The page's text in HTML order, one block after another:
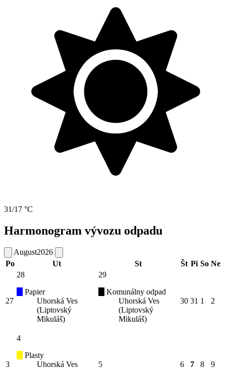
31/17 °C
Harmonogram vývozu odpadu
August2026
Po
Ut St Št Pi So Ne
27
28
Papier
Uhorská Ves
(Liptovský
Mikuláš)
29
Komunálny odpad
Uhorská Ves
(Liptovský
Mikuláš)
30 31 1 2
3
4
Plasty
Uhorská Ves
5 6 7 8 9